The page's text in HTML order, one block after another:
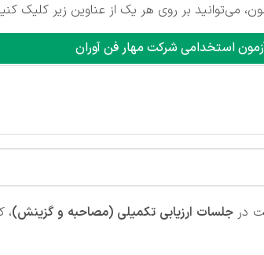
می‌توانید بر روی هر یک از عناوین زیر کلیک
استخدامی شرکت مهار فن آوران
درجلسات ارزیابی تکمیلی (مصاحبه و گزینش)،